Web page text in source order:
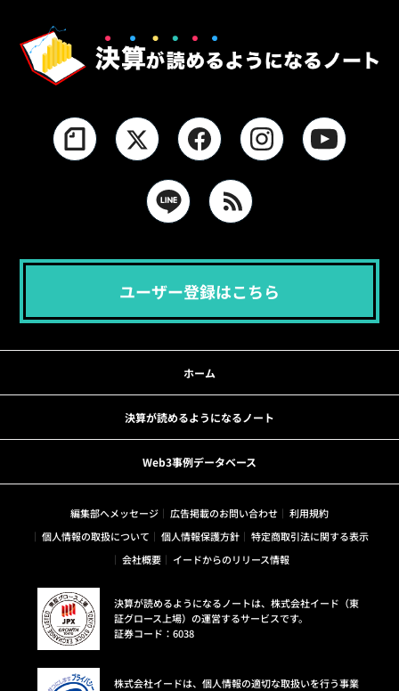
ユーザー登録はこちら
ホーム
決算が読めるようになるノート
Web3事例データベース
編集部へメッセージ 広告掲載のお問い合わせ
利用規約
個人情報の取扱について
個人情報保護方針
特定商取引法に関する表示
会社概要
イードからのリリース情報
決算が読めるようになるノートは、株式会社イード（東
証グロース上場）の運営するサービスです。
証券コード：6038
株式会社イードは、個人情報の適切な取扱いを行う事業